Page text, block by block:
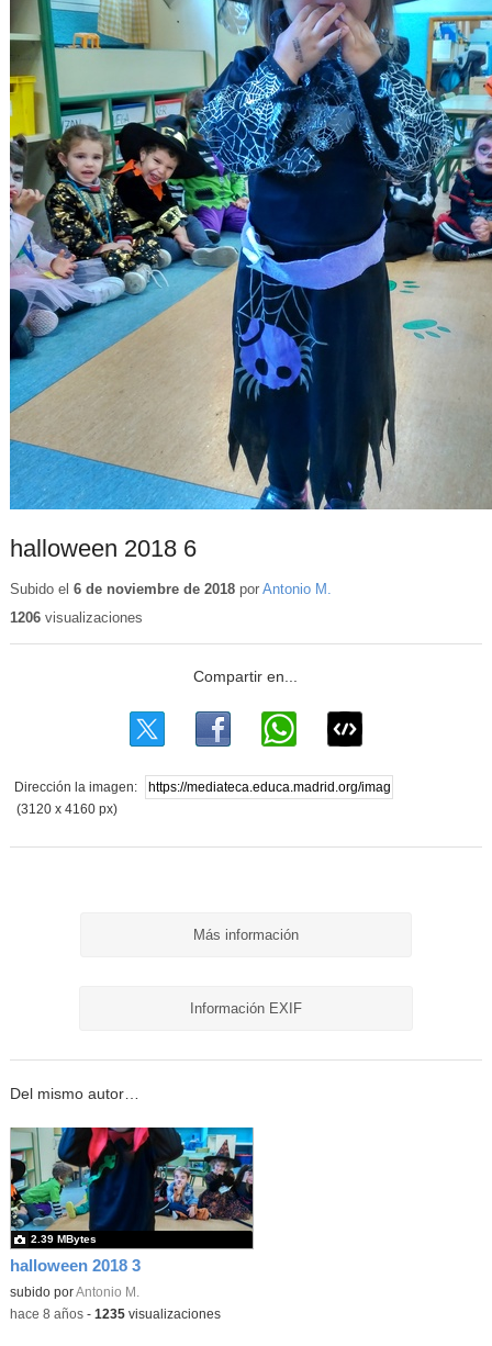
halloween 2018 6
Subido el 6 de noviembre de 2018por Antonio M.
1206visualizaciones
Dirección la imagen:
(3120 x 4160 px)
Más información
Información EXIF
Del mismo autor…
halloween 2018 3
subido porAntonio M.
2.39 MBytes
-hace 8 años- 1235visualizaciones